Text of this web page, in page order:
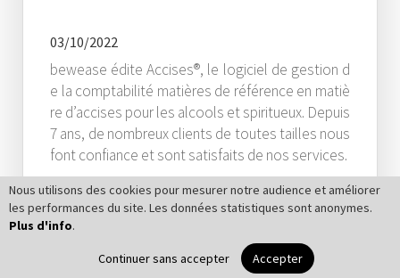
03/10/2022
bewease édite Accises®, le logiciel de gestion d
e la comptabilité matières de référence en matiè
re d’accises pour les alcools et spiritueux. Depuis
7 ans, de nombreux clients de toutes tailles nous
font confiance et sont satisfaits de nos services.
Nous utilisons des cookies pour mesurer notre audience et améliorer
les performances du site. Les données statistiques sont anonymes.
Plus d'info.
Continuer sans accepter Accepter